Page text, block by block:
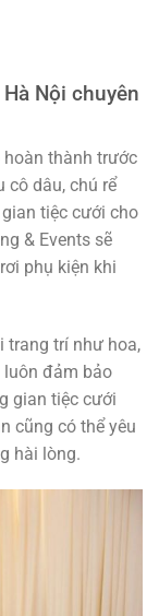
Nội chuyên
thành trước
dâu, chú rể
tiệc cưới cho
& Events sẽ
phụ kiện khi
trang trí như hoa,
luôn đảm bảo
gian tiệc cưới
cũng có thể yêu
hài lòng.